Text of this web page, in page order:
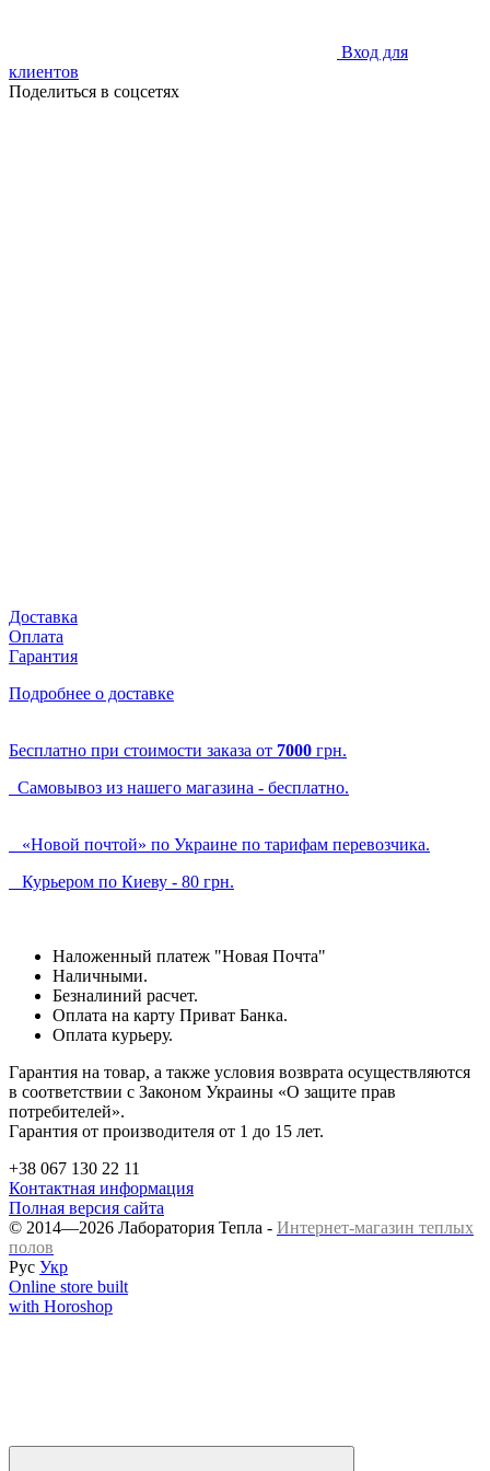
Вход для
клиентов
Поделиться в соцсетях
Доставка
Оплата
Гарантия
Подробнее о доставке
Бесплатно при стоимости заказа от 7000 грн.
Самовывоз из нашего магазина - бесплатно.
«Новой почтой» по Украине по тарифам перевозчика.
Курьером по Киеву - 80 грн.
Наложенный платеж "Новая Почта"
Наличными.
Безналиний расчет.
Оплата на карту Приват Банка.
Оплата курьеру.
Гарантия на товар, а также условия возврата осуществляются
в соответствии с Законом Украины «О защите прав
потребителей».
Гарантия от производителя от 1 до 15 лет.
+38 067 130 22 11
Контактная информация
Полная версия сайта
© 2014—2026 Лаборатория Тепла - Интернет-магазин теплых
полов
Рус Укр
Online store built
with Horoshop